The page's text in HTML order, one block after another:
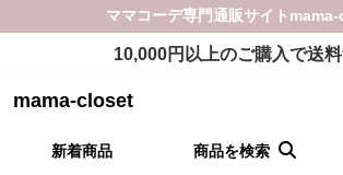
ママコーデ専門通販サイト
10,000円以上のご購入で送
mama-closet
新着商品 商品を検索